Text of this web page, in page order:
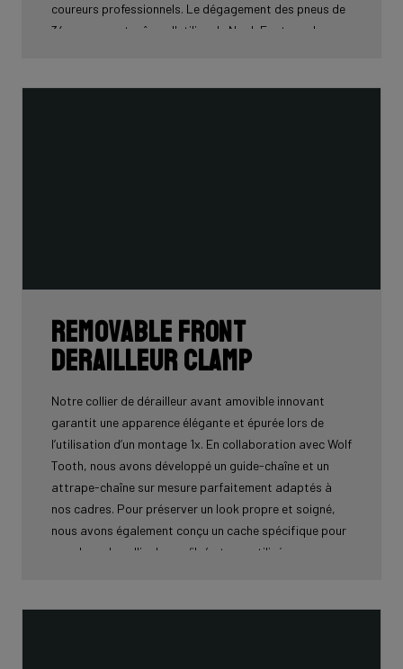
coureurs professionnels. Le dégagement des pneus de
34 mm permet même d'utiliser le Noah Fast sur des
Removable front
derailleur clamp
Notre collier de dérailleur avant amovible innovant
garantit une apparence élégante et épurée lors de
l’utilisation d’un montage 1x. En collaboration avec Wolf
Tooth, nous avons développé un guide-chaîne et un
attrape-chaîne sur mesure parfaitement adaptés à
nos cadres. Pour préserver un look propre et soigné,
nous avons également conçu un cache spécifique pour
remplacer le collier lorsqu’il n’est pas utilisé.